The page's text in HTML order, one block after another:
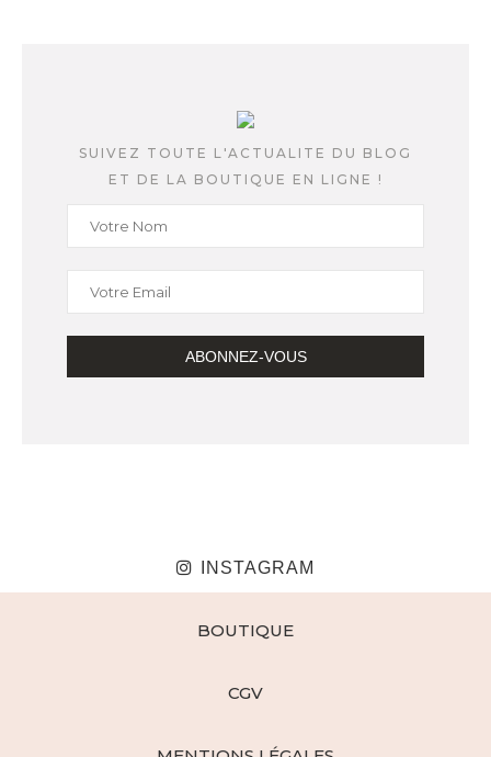
SUIVEZ TOUTE L'ACTUALITE DU BLOG
ET DE LA BOUTIQUE EN LIGNE !
INSTAGRAM
BOUTIQUE
CGV